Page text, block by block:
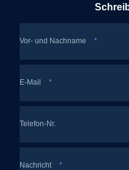
Vor- und Nachname *
E-Mail *
Telefon-Nr.
Nachricht *